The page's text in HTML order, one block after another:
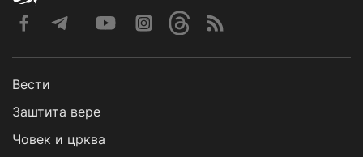
Вести
Заштита вере
Човек и црква